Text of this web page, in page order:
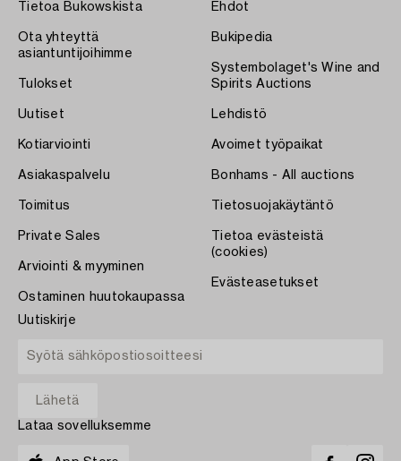
Tietoa Bukowskista
Ota yhteyttä
asiantuntijoihimme
Tulokset
Uutiset
Kotiarviointi
Asiakaspalvelu
Toimitus
Private Sales
Arviointi & myyminen
Ostaminen huutokaupassa
Ehdot
Bukipedia
Systembolaget's Wine and
Spirits Auctions
Lehdistö
Avoimet työpaikat
Bonhams - All auctions
Tietosuojakäytäntö
Tietoa evästeistä
(cookies)
Evästeasetukset
Uutiskirje
Lataa sovelluksemme